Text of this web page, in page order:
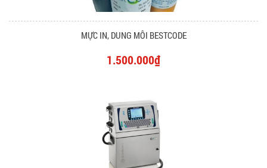
MỰC IN, DUNG MÔI BESTCODE
1.500.000₫